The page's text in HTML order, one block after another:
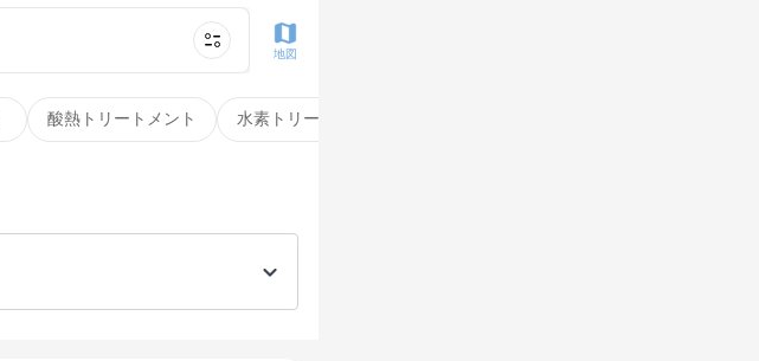
酸熱トリートメント 水素トリートメント
地図